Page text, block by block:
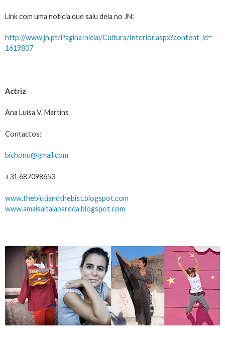
Link com uma notícia que saiu dela no JN:
http://www.jn.pt/PaginaInicial/Cultura/Interior.aspx?content_id=
1619807
Actriz
Ana Luísa V. Martins
Contactos:
bichonu@gmail.com
+31 687098653
www.thebiutiandthebist.blogspot.com
www.amaisaltalabareda.blogspot.com